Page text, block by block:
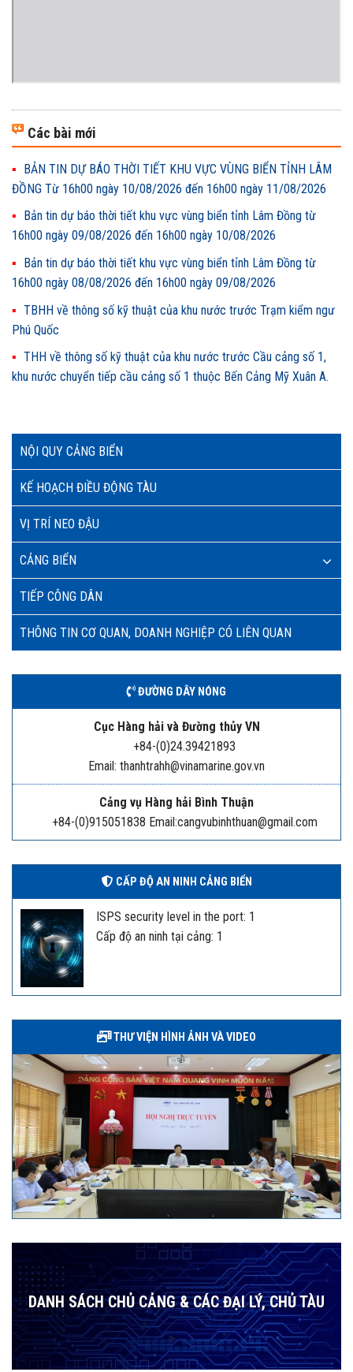
NỘI QUY CẢNG BIỂN
KẾ HOẠCH ĐIỀU ĐỘNG TÀU
VỊ TRÍ NEO ĐẬU
CẢNG BIỂN
TIẾP CÔNG DÂN
THÔNG TIN CƠ QUAN, DOANH NGHIỆP CÓ LIÊN QUAN
ĐƯỜNG DÂY NÓNG
Cục Hàng hải và Đường thủy VN
+84-(0)24.39421893
Email: thanhtrahh@vinamarine.gov.vn
Cảng vụ Hàng hải Bình Thuận
+84-(0)915051838 Email:cangvubinhthuan@gmail.com
CẤP ĐỘ AN NINH CẢNG BIỂN
ISPS security level in the port: 1
Cấp độ an ninh tại cảng: 1
THƯ VIỆN HÌNH ẢNH VÀ VIDEO
DANH SÁCH CHỦ CẢNG & CÁC ĐẠI LÝ, CHỦ TÀU
Các bài mới
BẢN TIN DỰ BÁO THỜI TIẾT KHU VỰC VÙNG BIỂN TỈNH LÂM
ĐỒNG Từ 16h00 ngày 10/08/2026 đến 16h00 ngày 11/08/2026
Bản tin dự báo thời tiết khu vực vùng biển tỉnh Lâm Đồng từ
16h00 ngày 09/08/2026 đến 16h00 ngày 10/08/2026
Bản tin dự báo thời tiết khu vực vùng biển tỉnh Lâm Đồng từ
16h00 ngày 08/08/2026 đến 16h00 ngày 09/08/2026
TBHH về thông số kỹ thuật của khu nước trước Trạm kiểm ngư
Phú Quốc
THH về thông số kỹ thuật của khu nước trước Cầu cảng số 1,
khu nước chuyển tiếp cầu cảng số 1 thuộc Bến Cảng Mỹ Xuân A.